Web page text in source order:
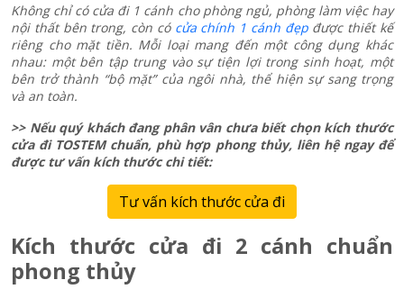
Không chỉ có cửa đi 1 cánh cho phòng ngủ, phòng làm việc hay
nội thất bên trong, còn có cửa chính 1 cánh đẹpđược thiết kế
riêng cho mặt tiền. Mỗi loại mang đến một công dụng khác
nhau: một bên tập trung vào sự tiện lợi trong sinh hoạt, một
bên trở thành “bộ mặt” của ngôi nhà, thể hiện sự sang trọng
và an toàn.
>> Nếu quý khách đang phân vân chưa biết chọn kích thước
cửa đi TOSTEM chuẩn, phù hợp phong thủy, liên hệ ngay để
được tư vấn kích thước chi tiết:
Tư vấn kích thước cửa đi
Kích thước cửa đi 2 cánh chuẩn
phong thủy